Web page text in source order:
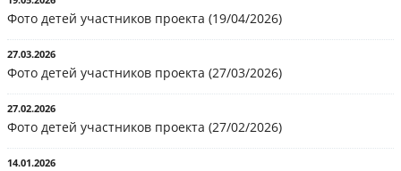
Фото детей участников проекта (19/04/2026)
27.03.2026
Фото детей участников проекта (27/03/2026)
27.02.2026
Фото детей участников проекта (27/02/2026)
14.01.2026